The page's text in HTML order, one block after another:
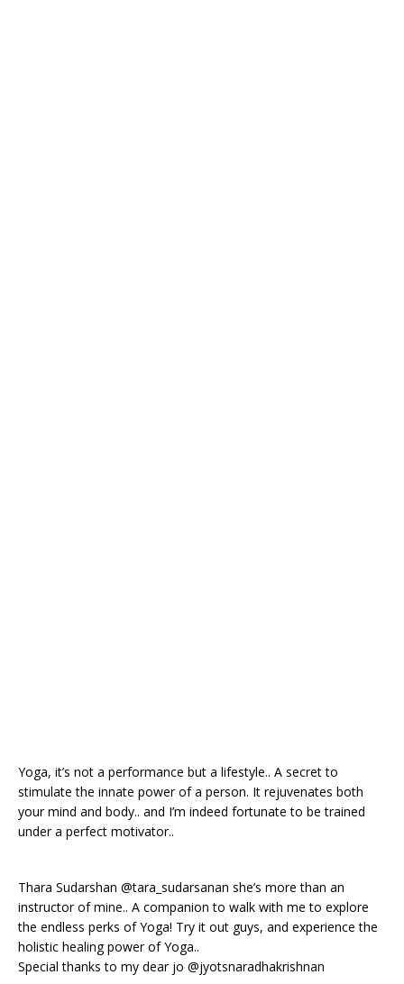
Yoga, it’s not a performance but a lifestyle.. A secret to
stimulate the innate power of a person. It rejuvenates both
your mind and body.. and I’m indeed fortunate to be trained
under a perfect motivator..
Thara Sudarshan @tara_sudarsanan she’s more than an
instructor of mine.. A companion to walk with me to explore
the endless perks of Yoga! Try it out guys, and experience the
holistic healing power of Yoga..
Special thanks to my dear jo @jyotsnaradhakrishnan